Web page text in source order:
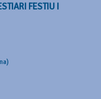
FESTIU I